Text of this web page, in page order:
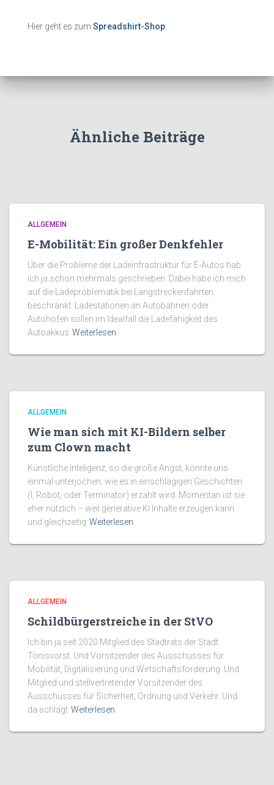
Hier geht es zum Spreadshirt-Shop
Ähnliche Beiträge
ALLGEMEIN
E-Mobilität: Ein großer Denkfehler
Über die Probleme der Ladeinfrastruktur für E-Autos hab
ich ja schon mehrmals geschrieben. Dabei habe ich mich
auf die Ladeproblematik bei Langstreckenfahrten
beschränkt. Ladestationen an Autobahnen oder
Autohöfen sollen im Idealfall die Ladefähigkeit des
Autoakkus Weiterlesen
ALLGEMEIN
Wie man sich mit KI-Bildern selber
zum Clown macht
Künstliche Inteligenz, so die große Angst, könnte uns
einmal unterjochen, wie es in einschlägigen Geschichten
(I, Robot, oder Terminator) erzählt wird. Momentan ist sie
eher nützlich – weil generative KI Inhalte erzeugen kann
und gleichzeitig Weiterlesen
ALLGEMEIN
Schildbürgerstreiche in der StVO
Ich bin ja seit 2020 Mitglied des Stadtrats der Stadt
Tönisvorst. Und Vorsitzender des Ausschusses für
Mobilität, Digitalisierung und Wirtschaftsförderung. Und
Mitglied und stellvertretender Vorsitzender des
Ausschusses für Sicherheit, Ordnung und Verkehr. Und
da schlägt Weiterlesen